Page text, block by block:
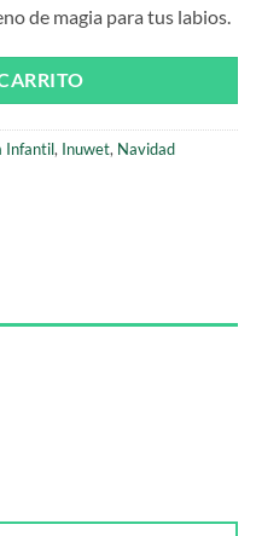
de magia para tus labios.
Infantil, Inuwet, Navidad